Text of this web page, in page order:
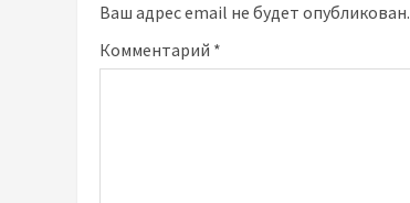
Ваш адрес email не будет опубликован.
Комментарий *